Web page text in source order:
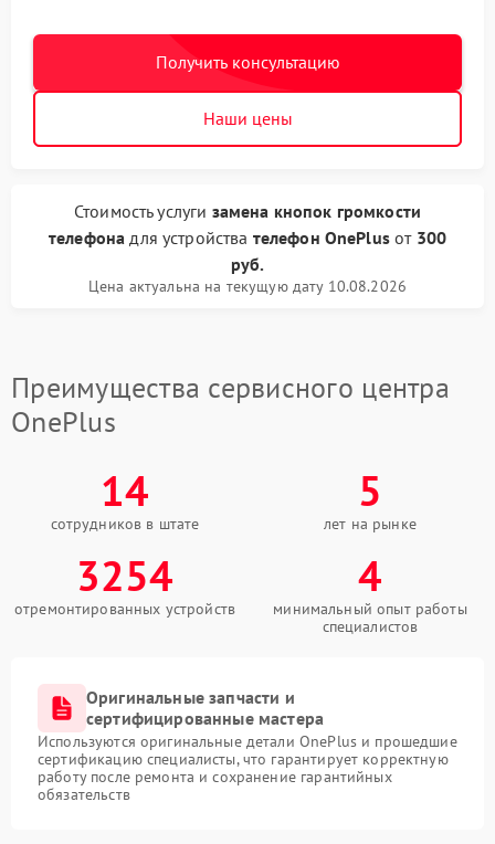
Получить консультацию
Наши цены
Стоимость услуги замена кнопок громкости
телефона для устройства телефон OnePlusот 300
руб.
Цена актуальна на текущую дату 10.08.2026
Преимущества сервисного центра
OnePlus
14
сотрудников в штате
5
лет на рынке
3254
отремонтированных устройств
4
минимальный опыт работы
специалистов
Оригинальные запчасти и
сертифицированные мастера
Используются оригинальные детали OnePlus и прошедшие
сертификацию специалисты, что гарантирует корректную
работу после ремонта и сохранение гарантийных
обязательств